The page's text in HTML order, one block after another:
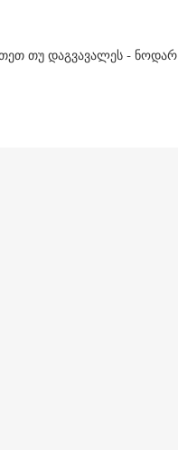
თუ დაგვავალეს - ნოდარ